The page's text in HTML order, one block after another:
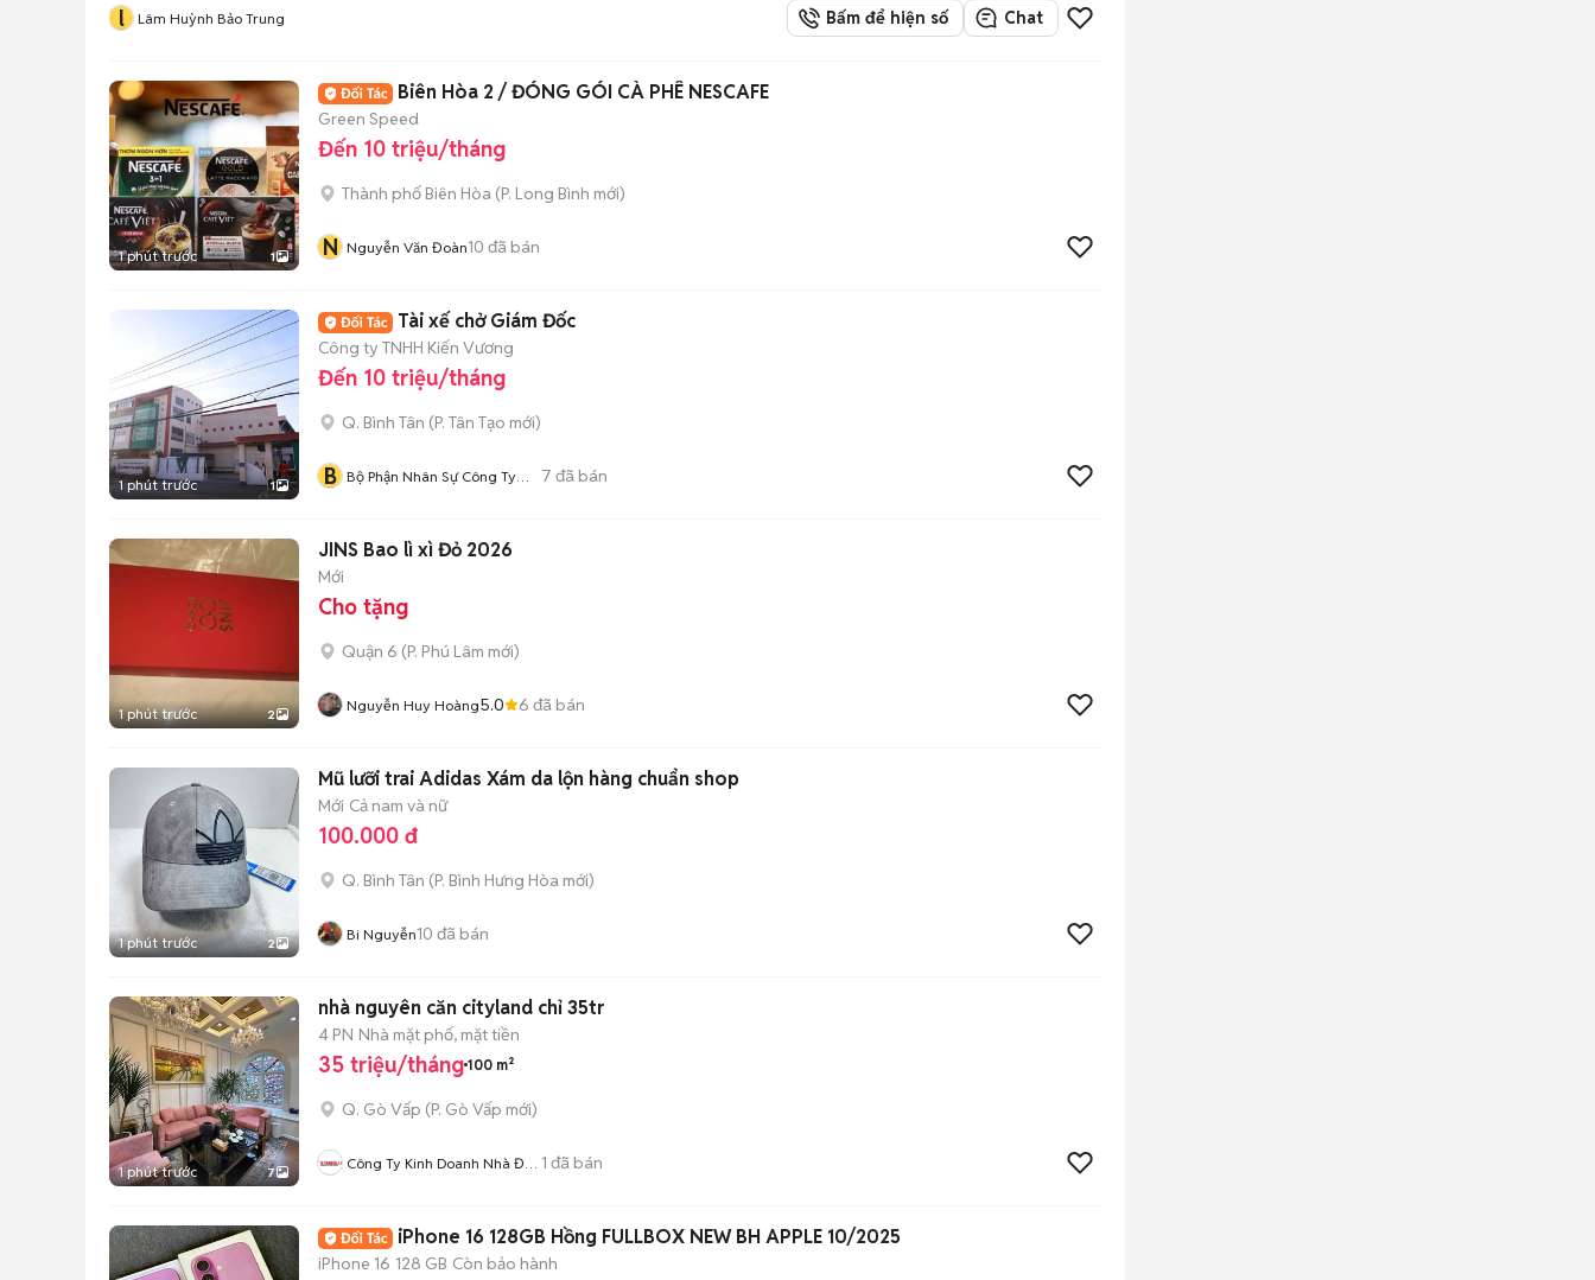
l Lâm Huỳnh Bảo Trung Bấm để hiện số Chat
1 phút trước 1
Biên Hòa 2 / ĐÓNG GÓI CÀ PHÊ NESCAFE
Green Speed
Đến 10 triệu/tháng
Thành phố Biên Hòa (P. Long Bình mới)
N Nguyễn Văn Đoàn10 đã bán
1 phút trước 1
Tài xế chở Giám Đốc
Công ty TNHH Kiến Vương
Đến 10 triệu/tháng
Q. Bình Tân (P. Tân Tạo mới)
B Bộ Phận Nhân Sự Công Ty
7 đã bán
1 phút trước 2
JINS Bao lì xì Đỏ 2026
Mới
Cho tặng
Quận 6 (P. Phú Lâm mới)
Nguyễn Huy Hoàng5.0 6 đã bán
1 phút trước 2
Mũ lưỡi trai Adidas Xám da lộn hàng chuẩn shop
Mới Cả nam và nữ
100.000 đ
Q. Bình Tân (P. Bình Hưng Hòa mới)
Bi Nguyễn10 đã bán
1 phút trước 7
nhà nguyên căn cityland chỉ 35tr
4 PN Nhà mặt phố, mặt tiền
35 triệu/tháng 100 m²
Q. Gò Vấp (P. Gò Vấp mới)
Công Ty Kinh Doanh Nhà Đất 1 đã bán
iPhone 16 128GB Hồng FULLBOX NEW BH APPLE 10/2025
iPhone 16 128 GB Còn bảo hành